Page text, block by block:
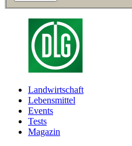
Landwirtschaft
Lebensmittel
Events
Tests
Magazin